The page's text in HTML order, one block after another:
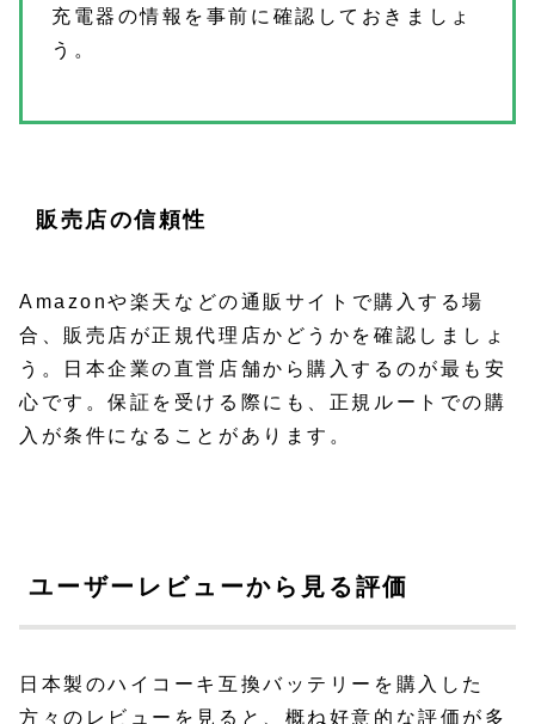
充電器の情報を事前に確認しておきましょ
う。
販売店の信頼性
Amazonや楽天などの通販サイトで購入する場
合、販売店が正規代理店かどうかを確認しましょ
う。日本企業の直営店舗から購入するのが最も安
心です。保証を受ける際にも、正規ルートでの購
入が条件になることがあります。
ユーザーレビューから見る評価
日本製のハイコーキ互換バッテリーを購入した
方々のレビューを見ると、概ね好意的な評価が多